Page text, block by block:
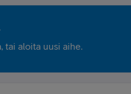
tai aloita uusi aihe.